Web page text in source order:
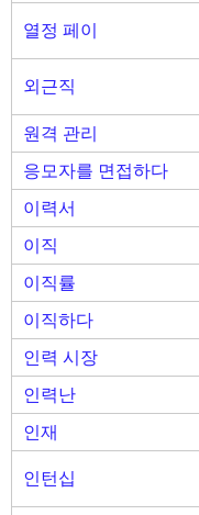
열정 페이
외근직
원격 관리
응모자를 면접하다
이력서
이직
이직률
이직하다
인력 시장
인력난
인재
인턴십